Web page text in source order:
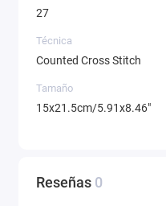
27
Técnica
Counted Cross Stitch
Tamaño
15x21.5cm/5.91x8.46"
Reseñas 0